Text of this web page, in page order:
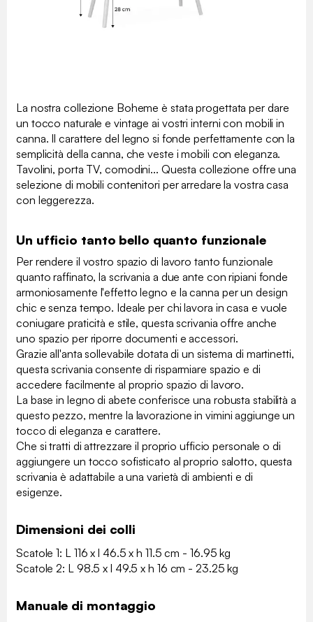
La nostra collezione Boheme è stata progettata per dare
un tocco naturale e vintage ai vostri interni con mobili in
canna. Il carattere del legno si fonde perfettamente con la
semplicità della canna, che veste i mobili con eleganza.
Tavolini, porta TV, comodini... Questa collezione offre una
selezione di mobili contenitori per arredare la vostra casa
con leggerezza.
Un ufficio tanto bello quanto funzionale
Per rendere il vostro spazio di lavoro tanto funzionale
quanto raffinato, la scrivania a due ante con ripiani fonde
armoniosamente l'effetto legno e la canna per un design
chic e senza tempo. Ideale per chi lavora in casa e vuole
coniugare praticità e stile, questa scrivania offre anche
uno spazio per riporre documenti e accessori.
Grazie all'anta sollevabile dotata di un sistema di martinetti,
questa scrivania consente di risparmiare spazio e di
accedere facilmente al proprio spazio di lavoro.
La base in legno di abete conferisce una robusta stabilità a
questo pezzo, mentre la lavorazione in vimini aggiunge un
tocco di eleganza e carattere.
Che si tratti di attrezzare il proprio ufficio personale o di
aggiungere un tocco sofisticato al proprio salotto, questa
scrivania è adattabile a una varietà di ambienti e di
esigenze.
Dimensioni dei colli
Scatole 1: L 116 x l 46.5 x h 11.5 cm - 16.95 kg
Scatole 2: L 98.5 x l 49.5 x h 16 cm - 23.25 kg
Manuale di montaggio